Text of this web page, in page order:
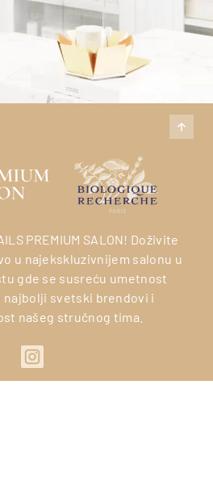
PREMIUM SALON! Doživite
u najekskluzivnijem salonu u
gde se susreću umetnost
najbolji svetski brendovi i
našeg stručnog tima.